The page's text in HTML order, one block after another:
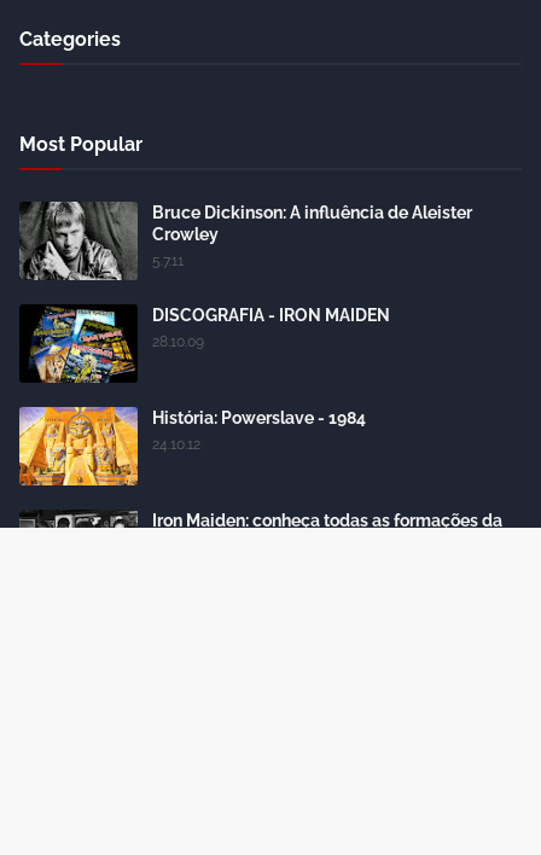
Categories
Most Popular
Bruce Dickinson: A influência de Aleister
Crowley
5.7.11
DISCOGRAFIA - IRON MAIDEN
28.10.09
História: Powerslave - 1984
24.10.12
Iron Maiden: conheça todas as formações da